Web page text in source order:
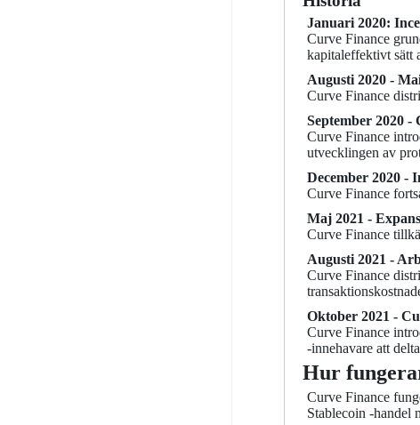
Januari 2020:
Curve Finance
kapitaleffektivt sätt
Augusti 2020 -
Curve Finance
September 2020 -
Curve Finance
utvecklingen av
December 2020 -
Curve Finance
Maj 2021 -
Curve Finance
Augusti 2021 -
Curve Finance
Oktober 2021 -
Curve Finance
-innehavare att
Hur
Curve Finance
Stablecoin -handel